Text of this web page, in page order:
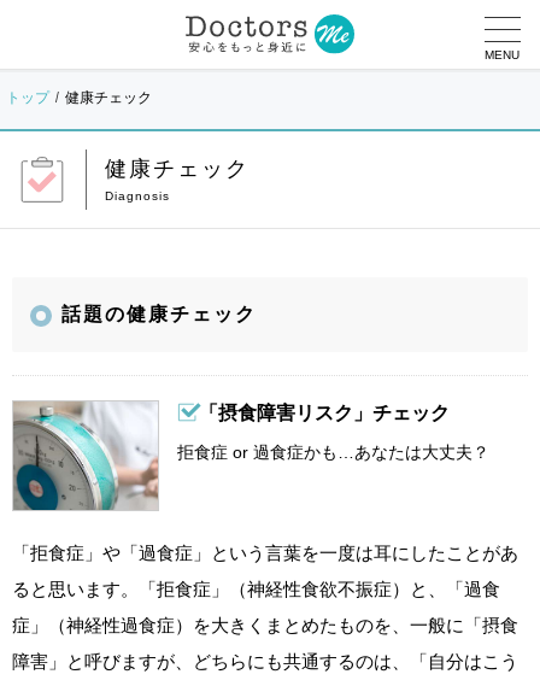
MENU
トップ 健康チェック
健康チェック
話題の健康チェック
「摂食障害リスク」チェック
拒食症 or 過食症かも…あなたは大丈夫？
「拒食症」や「過食症」という言葉を一度は耳にしたことがあ
ると思います。「拒食症」（神経性食欲不振症）と、「過食
症」（神経性過食症）を大きくまとめたものを、一般に「摂食
障害」と呼びますが、どちらにも共通するのは、「自分はこう